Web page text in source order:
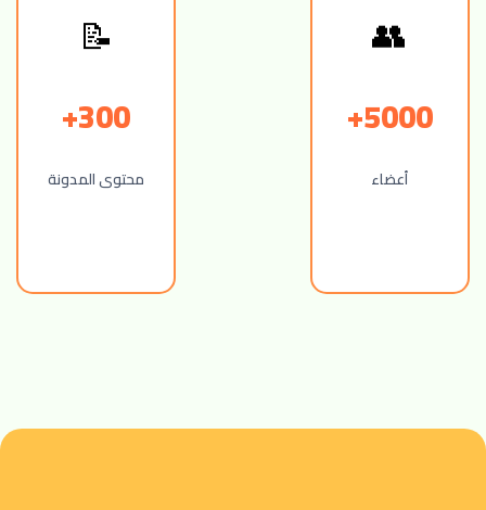
👥
5000+
أعضاء
📝
300+
محتوى المدونة